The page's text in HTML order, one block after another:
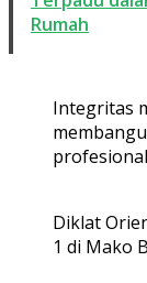
Rumah
Integritas
Diklat
1 di Mako